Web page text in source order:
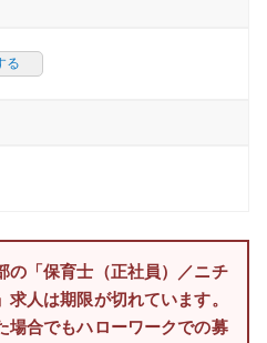
る
の「保育士（正社員）／ニチ
人は期限が切れています。
場合でもハローワークでの募